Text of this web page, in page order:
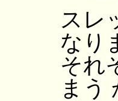
スレ
なり
それ
まう